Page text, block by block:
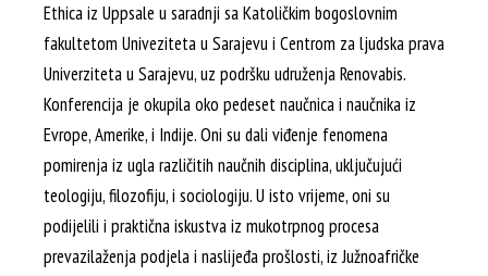
Ethica iz Uppsale u saradnji sa Katoličkim bogoslovnim
fakultetom Univeziteta u Sarajevu i Centrom za ljudska prava
Univerziteta u Sarajevu, uz podršku udruženja Renovabis.
Konferencija je okupila oko pedeset naučnica i naučnika iz
Evrope, Amerike, i Indije. Oni su dali viđenje fenomena
pomirenja iz ugla različitih naučnih disciplina, uključujući
teologiju, filozofiju, i sociologiju. U isto vrijeme, oni su
podijelili i praktična iskustva iz mukotrpnog procesa
prevazilaženja podjela i naslijeđa prošlosti, iz Južnoafričke